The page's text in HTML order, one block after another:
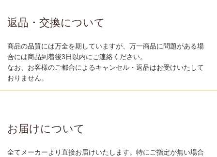
返品・交換について
商品の品質には万全を期していますが、万一商品に問題がある場
合には商品到着後3日以内にご連絡ください。
なお、お客様のご都合によるキャンセル・返品はお受けいたして
おりません。
お届けについて
全てメーカーより直接お届けいたします。特にご指定が無い場合